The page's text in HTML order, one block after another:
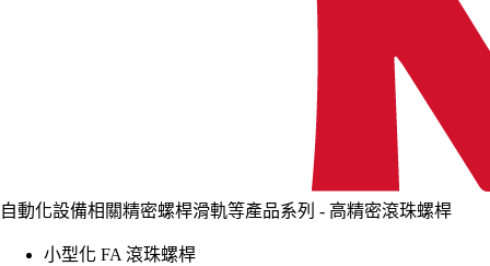
自動化設備相關精密螺桿滑軌等產品系列 - 高精密滾珠螺桿
小型化 FA 滾珠螺桿